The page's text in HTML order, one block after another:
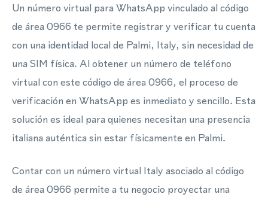
Un número virtual para WhatsApp vinculado al código
de área 0966 te permite registrar y verificar tu cuenta
con una identidad local de Palmi, Italy, sin necesidad de
una SIM física. Al obtener un número de teléfono
virtual con este código de área 0966, el proceso de
verificación en WhatsApp es inmediato y sencillo. Esta
solución es ideal para quienes necesitan una presencia
italiana auténtica sin estar físicamente en Palmi.
Contar con un número virtual Italy asociado al código
de área 0966 permite a tu negocio proyectar una